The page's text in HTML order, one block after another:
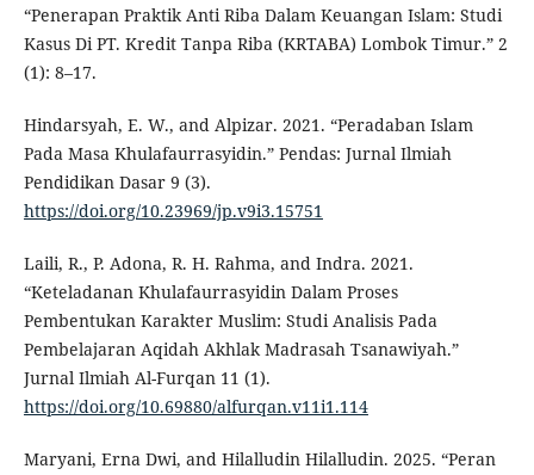
“Penerapan Praktik Anti Riba Dalam Keuangan Islam: Studi
Kasus Di PT. Kredit Tanpa Riba (KRTABA) Lombok Timur.” 2
(1): 8–17.
Hindarsyah, E. W., and Alpizar. 2021. “Peradaban Islam
Pada Masa Khulafaurrasyidin.” Pendas: Jurnal Ilmiah
Pendidikan Dasar 9 (3).
https://doi.org/10.23969/jp.v9i3.15751
Laili, R., P. Adona, R. H. Rahma, and Indra. 2021.
“Keteladanan Khulafaurrasyidin Dalam Proses
Pembentukan Karakter Muslim: Studi Analisis Pada
Pembelajaran Aqidah Akhlak Madrasah Tsanawiyah.”
Jurnal Ilmiah Al-Furqan 11 (1).
https://doi.org/10.69880/alfurqan.v11i1.114
Maryani, Erna Dwi, and Hilalludin Hilalludin. 2025. “Peran